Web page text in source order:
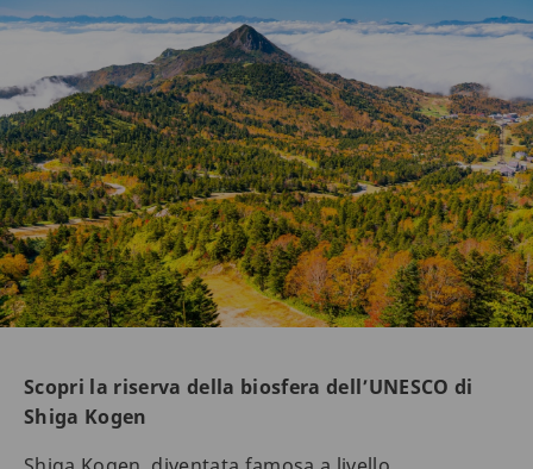
Scopri la riserva della biosfera dell’UNESCO di
Shiga Kogen